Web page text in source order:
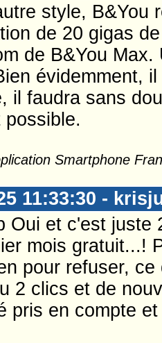
style, B&You
de 20 gigas
de B&You
évidemment,
il faudra sans
Smartphone
11:33:30 -
Oui et c'est juste
mois gratuit...!
pour refuser,
2 clics et de
pris en compte